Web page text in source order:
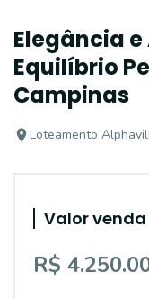
Elegância
Equilíbrio
Campinas
Loteamento
Valor venda
R$